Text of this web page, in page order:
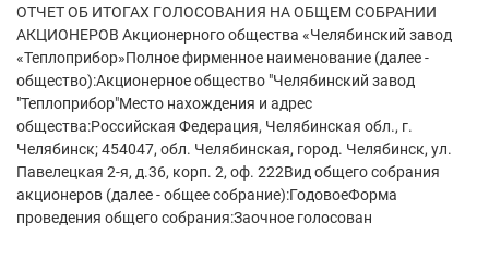
ОТЧЕТ ОБ ИТОГАХ ГОЛОСОВАНИЯ НА ОБЩЕМ СОБРАНИИ
АКЦИОНЕРОВ Акционерного общества «Челябинский завод
«Теплоприбор»Полное фирменное наименование (далее -
общество):Акционерное общество "Челябинский завод
"Теплоприбор"Место нахождения и адрес
общества:Российская Федерация, Челябинская обл., г.
Челябинск; 454047, обл. Челябинская, город. Челябинск, ул.
Павелецкая 2-я, д.36, корп. 2, оф. 222Вид общего собрания
акционеров (далее - общее собрание):ГодовоеФорма
проведения общего собрания:Заочное голосован